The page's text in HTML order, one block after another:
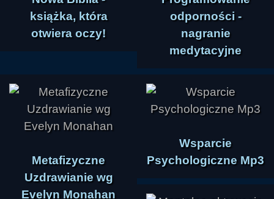
książka, która
otwiera oczy!
odporności -
nagranie
medytacyjne
Metafizyczne
Uzdrawianie wg
Evelyn Monahan
Wsparcie
Psychologiczne Mp3